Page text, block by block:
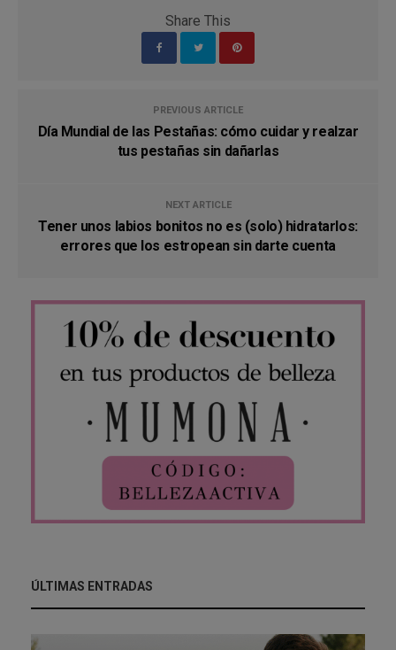
Share This
PREVIOUS ARTICLE
Día Mundial de las Pestañas: cómo cuidar y realzar
tus pestañas sin dañarlas
NEXT ARTICLE
Tener unos labios bonitos no es (solo) hidratarlos:
errores que los estropean sin darte cuenta
ÚLTIMAS ENTRADAS